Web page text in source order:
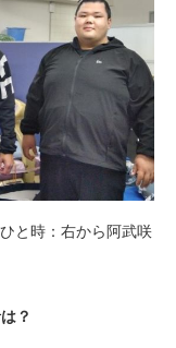
と時：右から阿武咲
？